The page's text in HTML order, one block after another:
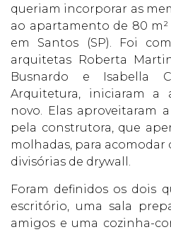
queriam incorporar as
ao apartamento de 80
em Santos (SP). Foi
arquitetas Roberta
Busnardo e Isabella
Arquitetura, iniciaram a
novo. Elas aproveitaram
pela construtora, que
molhadas, para
divisórias de drywall.
Foram definidos os dois
escritório, uma sala
amigos e uma cozinha-